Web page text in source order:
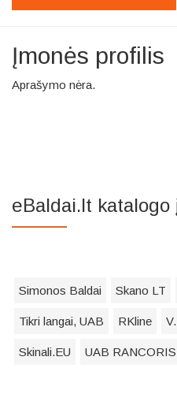
Įmonės profilis
Aprašymo nėra.
eBaldai.lt katalogo
Simonos Baldai Skano LT
Tikri langai, UAB RKline
Skinali.EU UAB RANCORIS